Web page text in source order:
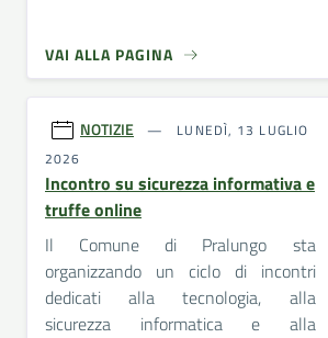
VAI ALLA PAGINA
NOTIZIE
LUNEDÌ, 13 LUGLIO
2026
Incontro su sicurezza informativa e
truffe online
Il Comune di Pralungo sta
organizzando un ciclo di incontri
dedicati alla tecnologia, alla
sicurezza informatica e alla